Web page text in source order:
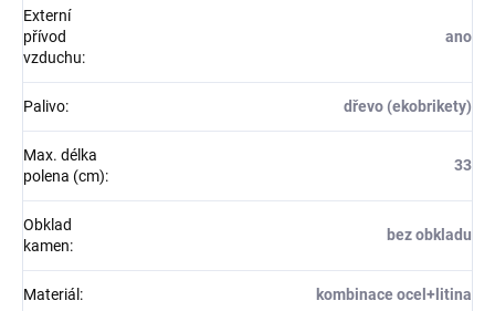
Externí
přívod
vzduchu:
ano
Palivo: dřevo (ekobrikety)
Max. délka
polena (cm):
33
Obklad
kamen:
bez obkladu
Materiál : kombinace ocel+litina